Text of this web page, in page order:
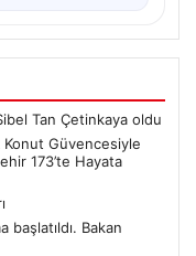
Tan Çetinkaya oldu
Konut Güvencesiyle
173’te Hayata
başlatıldı. Bakan